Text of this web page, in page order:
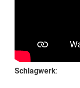
Schlagwerk: